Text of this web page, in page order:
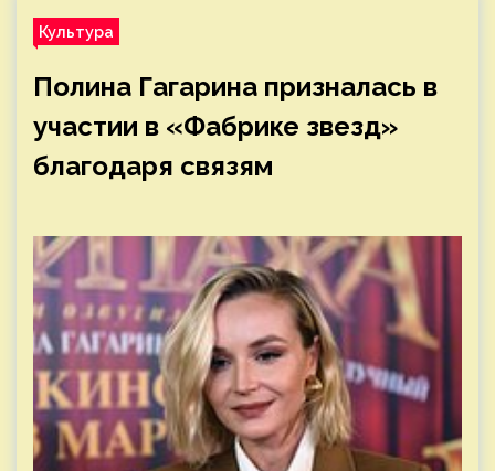
Культура
Полина Гагарина призналась в
участии в «Фабрике звезд»
благодаря связям